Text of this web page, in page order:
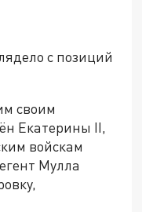
с позиций
своим
Екатерины II,
войскам
Мулла